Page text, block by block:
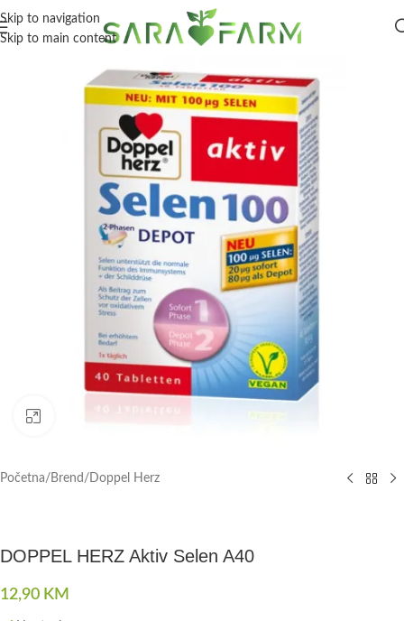
Skip to navigation
Skip to main content
Početna/ Brend / Doppel Herz
DOPPEL HERZ Aktiv Selen A40
12,90 KM